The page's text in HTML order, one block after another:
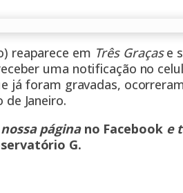
reaparece em Três Graçase
uma notificação no
já foram gravadas,
de Janeiro.
página no Facebook e
G.